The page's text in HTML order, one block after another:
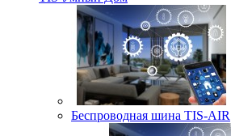
Беспроводная шина TIS-AIR